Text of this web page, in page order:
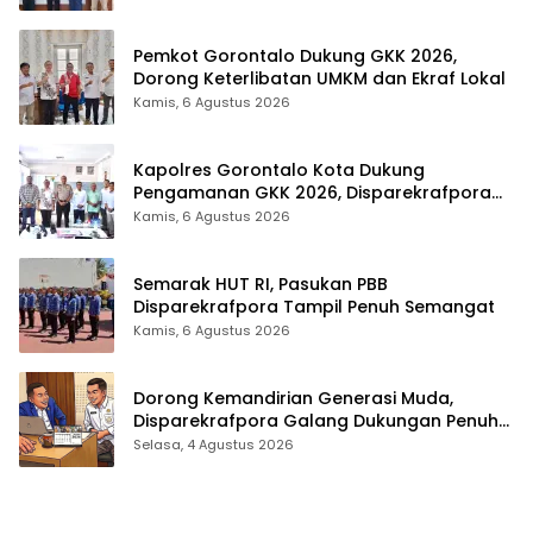
Pemkot Gorontalo Dukung GKK 2026,
Dorong Keterlibatan UMKM dan Ekraf Lokal
Kamis, 6 Agustus 2026
Kapolres Gorontalo Kota Dukung
Pengamanan GKK 2026, Disparekrafpora
Perkuat Sinergi Lintas Sektor
Kamis, 6 Agustus 2026
Semarak HUT RI, Pasukan PBB
Disparekrafpora Tampil Penuh Semangat
Kamis, 6 Agustus 2026
Dorong Kemandirian Generasi Muda,
Disparekrafpora Galang Dukungan Penuh
Para Aleg Deprov
Selasa, 4 Agustus 2026